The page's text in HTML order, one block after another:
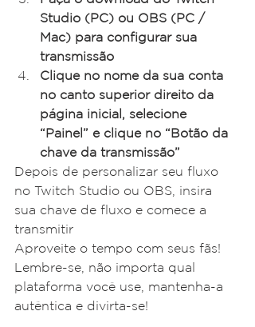
Studio (PC) ou OBS (PC /
Mac) para configurar sua
transmissão
Clique no nome da sua conta
no canto superior direito da
página inicial, selecione
“Painel” e clique no “Botão da
chave da transmissão”
Depois de personalizar seu fluxo
no Twitch Studio ou OBS, insira
sua chave de fluxo e comece a
transmitir
Aproveite o tempo com seus fãs!
Lembre-se, não importa qual
plataforma você use, mantenha-a
autêntica e divirta-se!